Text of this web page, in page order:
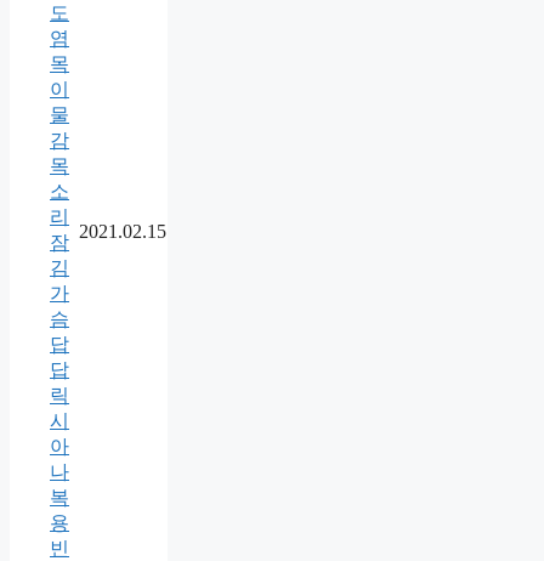
도
염
목
이
물
감
목
소
리
잠
김
가
슴
답
답
릭
시
아
나
복
용
빈
2021.02.15